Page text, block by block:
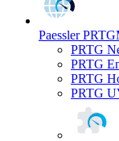
Paessler PRTG
PRTG
PRTG
PRTG
PRTG